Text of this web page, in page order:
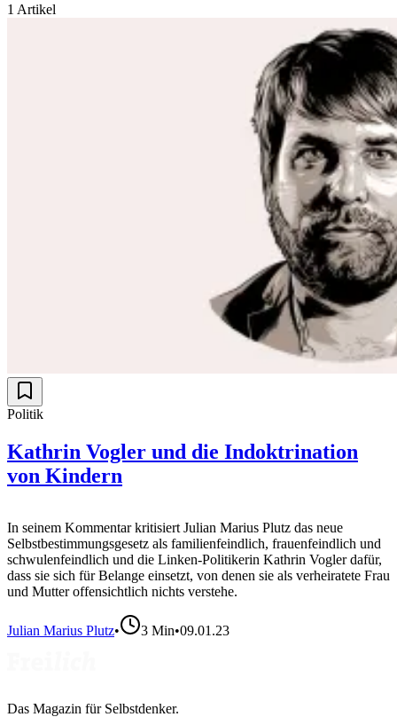
1 Artikel
Politik
Kathrin Vogler und die Indoktrination
von Kindern
In seinem Kommentar kritisiert Julian Marius Plutz das neue
Selbstbestimmungsgesetz als familienfeindlich, frauenfeindlich und
schwulenfeindlich und die Linken-Politikerin Kathrin Vogler dafür,
dass sie sich für Belange einsetzt, von denen sie als verheiratete Frau
und Mutter offensichtlich nichts verstehe.
Julian Marius Plutz• 3 Min•09.01.23
Das Magazin für Selbstdenker.